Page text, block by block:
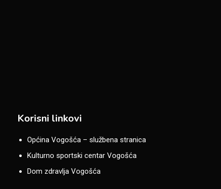
Korisni linkovi
Općina Vogošća – službena stranica
Kulturno sportski centar Vogošća
Dom zdravlja Vogošća